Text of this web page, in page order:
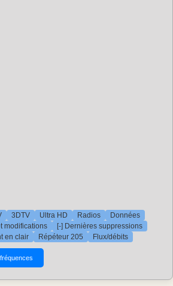
3DTV Ultra HD Radios
Données
modifications
[-] Dernières suppressions
en clair
Répéteur 205 Flux/débits